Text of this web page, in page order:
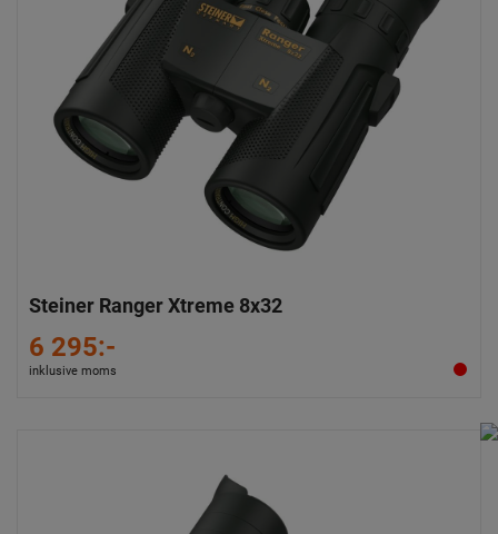
Steiner Ranger Xtreme 8x32
6 295:-
inklusive moms